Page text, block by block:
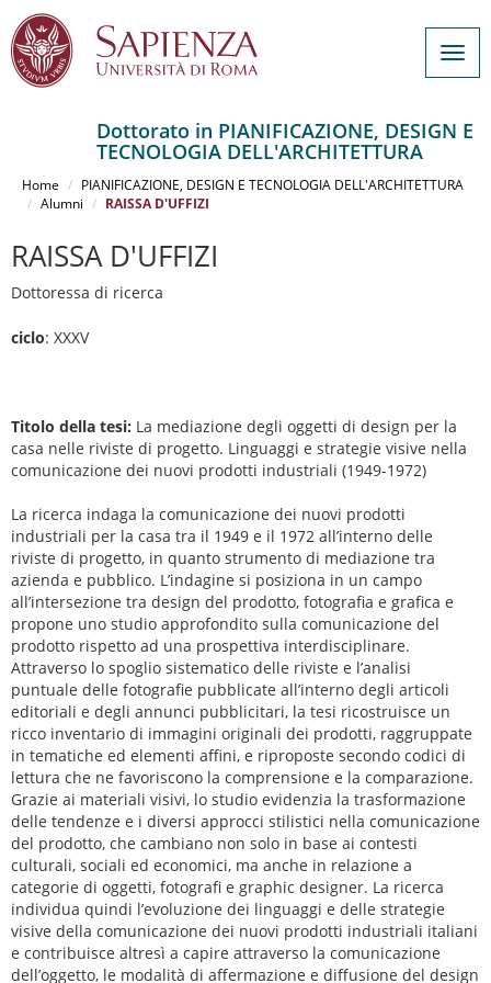
contenuto
Dottorato in PIANIFICAZIONE, DESIGN E
TECNOLOGIA DELL'ARCHITETTURA
Home
PIANIFICAZIONE, DESIGN E TECNOLOGIA DELL'ARCHITETTURA
Alumni
RAISSA D'UFFIZI
RAISSA D'UFFIZI
Dottoressa di ricerca
ciclo: XXXV
Titolo della tesi: La mediazione degli oggetti di design per la
casa nelle riviste di progetto. Linguaggi e strategie visive nella
comunicazione dei nuovi prodotti industriali (1949-1972)
La ricerca indaga la comunicazione dei nuovi prodotti
industriali per la casa tra il 1949 e il 1972 all’interno delle
riviste di progetto, in quanto strumento di mediazione tra
azienda e pubblico. L’indagine si posiziona in un campo
all’intersezione tra design del prodotto, fotografia e grafica e
propone uno studio approfondito sulla comunicazione del
prodotto rispetto ad una prospettiva interdisciplinare.
Attraverso lo spoglio sistematico delle riviste e l’analisi
puntuale delle fotografie pubblicate all’interno degli articoli
editoriali e degli annunci pubblicitari, la tesi ricostruisce un
ricco inventario di immagini originali dei prodotti, raggruppate
in tematiche ed elementi affini, e riproposte secondo codici di
lettura che ne favoriscono la comprensione e la comparazione.
Grazie ai materiali visivi, lo studio evidenzia la trasformazione
delle tendenze e i diversi approcci stilistici nella comunicazione
del prodotto, che cambiano non solo in base ai contesti
culturali, sociali ed economici, ma anche in relazione a
categorie di oggetti, fotografi e graphic designer. La ricerca
individua quindi l’evoluzione dei linguaggi e delle strategie
visive della comunicazione dei nuovi prodotti industriali italiani
e contribuisce altresì a capire attraverso la comunicazione
dell’oggetto, le modalità di affermazione e diffusione del design